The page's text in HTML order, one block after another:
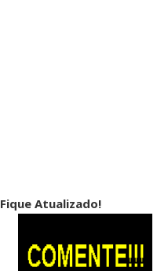
Fique Atualizado!